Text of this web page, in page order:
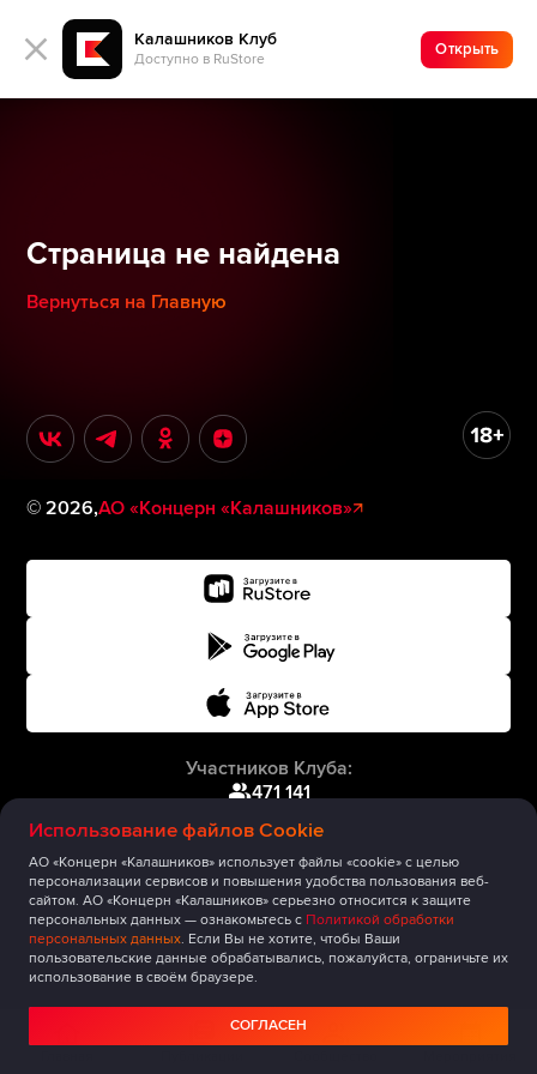
Калашников Клуб
Доступно в RuStore
Открыть
Использование файлов Cookie
АО «Концерн «Калашников» использует файлы «cookie» с целью
персонализации сервисов и повышения удобства пользования веб-
сайтом. АО «Концерн «Калашников» серьезно относится к защите
персональных данных — ознакомьтесь с Политикой обработки
персональных данных. Если Вы не хотите, чтобы Ваши
пользовательские данные обрабатывались, пожалуйста, ограничьте их
использование в своём браузере.
СОГЛАСЕН
Страница не найдена
Вернуться на Главную
©2026,АО «Концерн «Калашников»
Участников Клуба:
471 141